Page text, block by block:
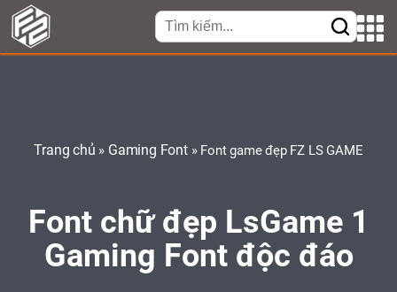
Trang chủ » Gaming Font» Font game đẹp FZ LS GAME
Font chữ đẹp LsGame 1
Gaming Font độc đáo